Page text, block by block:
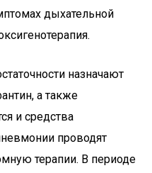
дыхательной
назначают
а также
и средства
проводят
терапии. В периоде